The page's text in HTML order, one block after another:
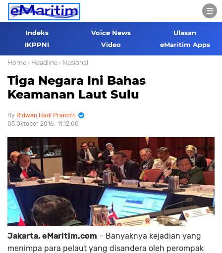
Indeks Voice News
Ulasan
IKPPNI
Video eMaritim Apps
Home › Headline › Nasional
Tiga Negara Ini Bahas
Keamanan Laut Sulu
Ridwan Hadi Pranoto
05 Oktober 2016 11.12.00
Jakarta, eMaritim.com – Banyaknya kejadian yang
menimpa para pelaut yang disandera oleh perompak